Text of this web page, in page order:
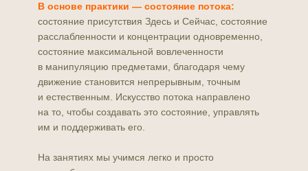
В основе практики — состояние потока:
состояние присутствия Здесь и Сейчас, состояние
расслабленности и концентрации одновременно,
состояние максимальной вовлеченности
в манипуляцию предметами, благодаря чему
движение становится непрерывным, точным
и естественным. Искусство потока направлено
на то, чтобы создавать это состояние, управлять
им и поддерживать его.
На занятиях мы учимся легко и просто